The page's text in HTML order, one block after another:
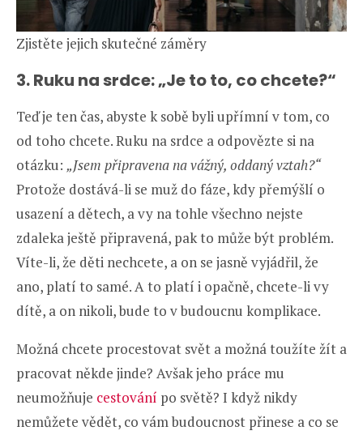
Zjistěte jejich skutečné záměry
3. Ruku na srdce: „Je to to, co chcete?“
Teď je ten čas, abyste k sobě byli upřímní v tom, co
od toho chcete. Ruku na srdce a odpovězte si na
otázku: „Jsem připravena na vážný, oddaný vztah?“
Protože dostává-li se muž do fáze, kdy přemýšlí o
usazení a dětech, a vy na tohle všechno nejste
zdaleka ještě připravená, pak to může být problém.
Víte-li, že děti nechcete, a on se jasně vyjádřil, že
ano, platí to samé. A to platí i opačně, chcete-li vy
dítě, a on nikoli, bude to v budoucnu komplikace.
Možná chcete procestovat svět a možná toužíte žít a
pracovat někde jinde? Avšak jeho práce mu
neumožňuje cestování po světě? I když nikdy
nemůžete vědět, co vám budoucnost přinese a co se